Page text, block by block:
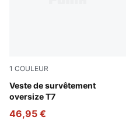
1 COULEUR
Veste de survêtement
oversize T7
Puma Black
46,95 €